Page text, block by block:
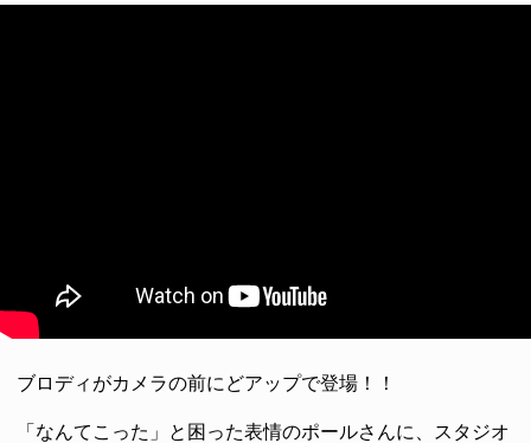
ブロディがカメラの前にどアップで登場！！
「なんてこった」と困った表情のポールさんに、スタジオ